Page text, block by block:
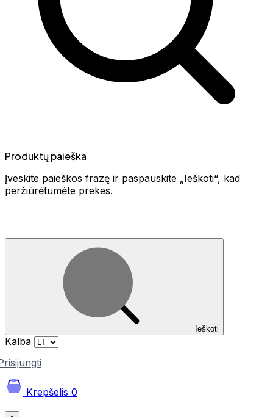
Produktų paieška
Įveskite paieškos frazę ir paspauskite „Ieškoti“, kad
peržiūrėtumėte prekes.
Ieškoti
Kalba
Krepšelis 0